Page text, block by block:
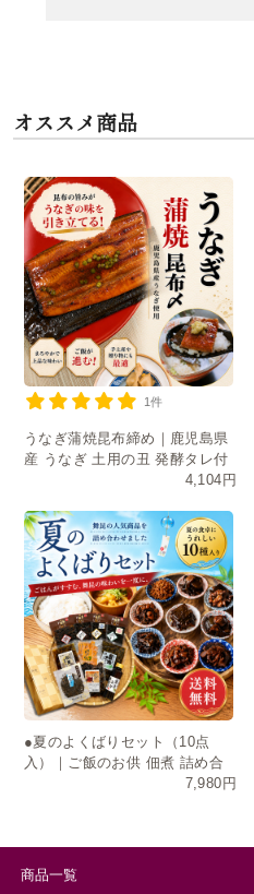
オススメ商品
うなぎ蒲焼昆布締め｜鹿児島県
産 うなぎ 土用の丑 発酵タレ付
4,104円
1件
●夏のよくばりセット（10点
入）｜ご飯のお供 佃煮 詰め合
わせ お中元 ギフト 送料無料
7,980円
商品一覧